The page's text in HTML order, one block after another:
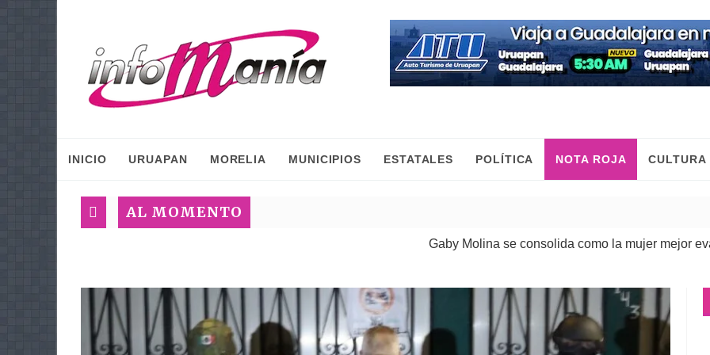
INICIO URUAPAN MORELIA MUNICIPIOS ESTATALES POLÍTICA NOTA ROJA CULTURA
AL MOMENTO
Gaby Molina se consolida como la mujer mejor evaluada de